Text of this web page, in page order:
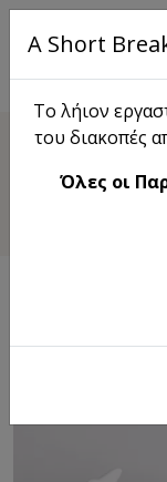
A Short
Το λήιον
του διακοπές
Όλες οι